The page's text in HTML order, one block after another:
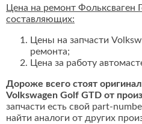
Цена на ремонт Фольксваген
составляющих:
Цены на запчасти
ремонта;
Цена за работу
Дороже всего стоят
Volkswagen Golf GTD от
запчасти есть свой part-
найти аналоги от других